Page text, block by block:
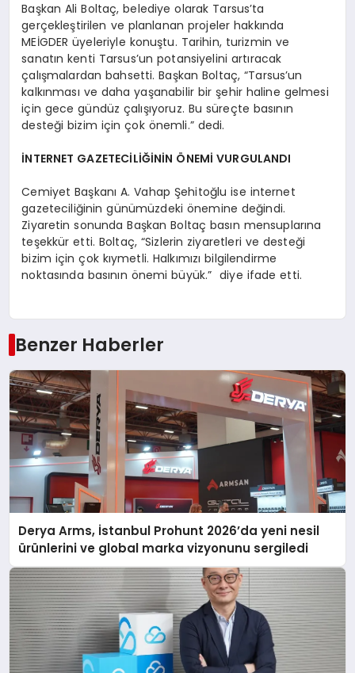
Başkan Ali Boltaç, belediye olarak Tarsus’ta
gerçekleştirilen ve planlanan projeler hakkında
MEİGDER üyeleriyle konuştu. Tarihin, turizmin ve
sanatın kenti Tarsus’un potansiyelini artıracak
çalışmalardan bahsetti. Başkan Boltaç, “Tarsus’un
kalkınması ve daha yaşanabilir bir şehir haline gelmesi
için gece gündüz çalışıyoruz. Bu süreçte basının
desteği bizim için çok önemli.” dedi.
İNTERNET GAZETECİLİĞİNİN ÖNEMİ VURGULANDI
Cemiyet Başkanı A. Vahap Şehitoğlu ise internet
gazeteciliğinin günümüzdeki önemine değindi.
Ziyaretin sonunda Başkan Boltaç basın mensuplarına
teşekkür etti. Boltaç, “Sizlerin ziyaretleri ve desteği
bizim için çok kıymetli. Halkımızı bilgilendirme
noktasında basının önemi büyük.” diye ifade etti.
Benzer Haberler
Derya Arms, İstanbul Prohunt 2026’da yeni nesil
ürünlerini ve global marka vizyonunu sergiledi